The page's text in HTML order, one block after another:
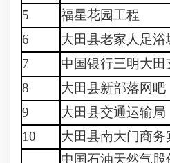
5
福星花园工程
6
大田县老家人足浴
7
中国银行三明大田
8
大田县新部落网吧
9
大田县交通运输局
10
大田县南大门商务
中国石油天然气